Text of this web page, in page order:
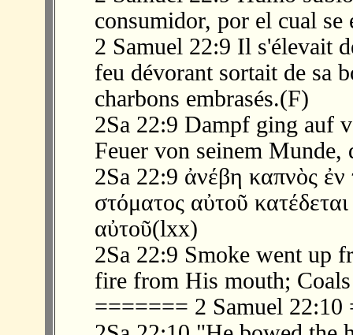
consumidor, por el cual se
2 Samuel 22:9 Il s'élevait
feu dévorant sortait de sa
charbons embrasés.(F)
2Sa 22:9 Dampf ging auf
Feuer von seinem
2Sa 22:9 ἀνέβη καπνὸς
στόματος αὐτοῦ
αὐτοῦ(lxx)
2Sa 22:9 Smoke went up
fire from His mouth;
======= 2 Samuel